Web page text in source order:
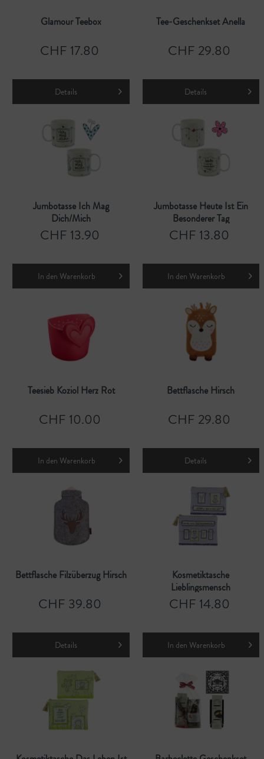
Glamour Teebox
CHF 17.80
Details
Tee-Geschenkset Anella
CHF 29.80
Details
Jumbotasse Ich Mag
Dich/mich
CHF 13.90
In den Warenkorb
Jumbotasse Heute Ist Ein
Besonderer Tag
CHF 13.80
In den Warenkorb
Teesieb Koziol Herz Rot
CHF 10.00
In den Warenkorb
Bettflasche Hirsch
CHF 29.80
Details
Bettflasche Filzüberzug Hirsch
CHF 39.80
Details
Kosmetiktasche
Lieblingsmensch
CHF 14.80
In den Warenkorb